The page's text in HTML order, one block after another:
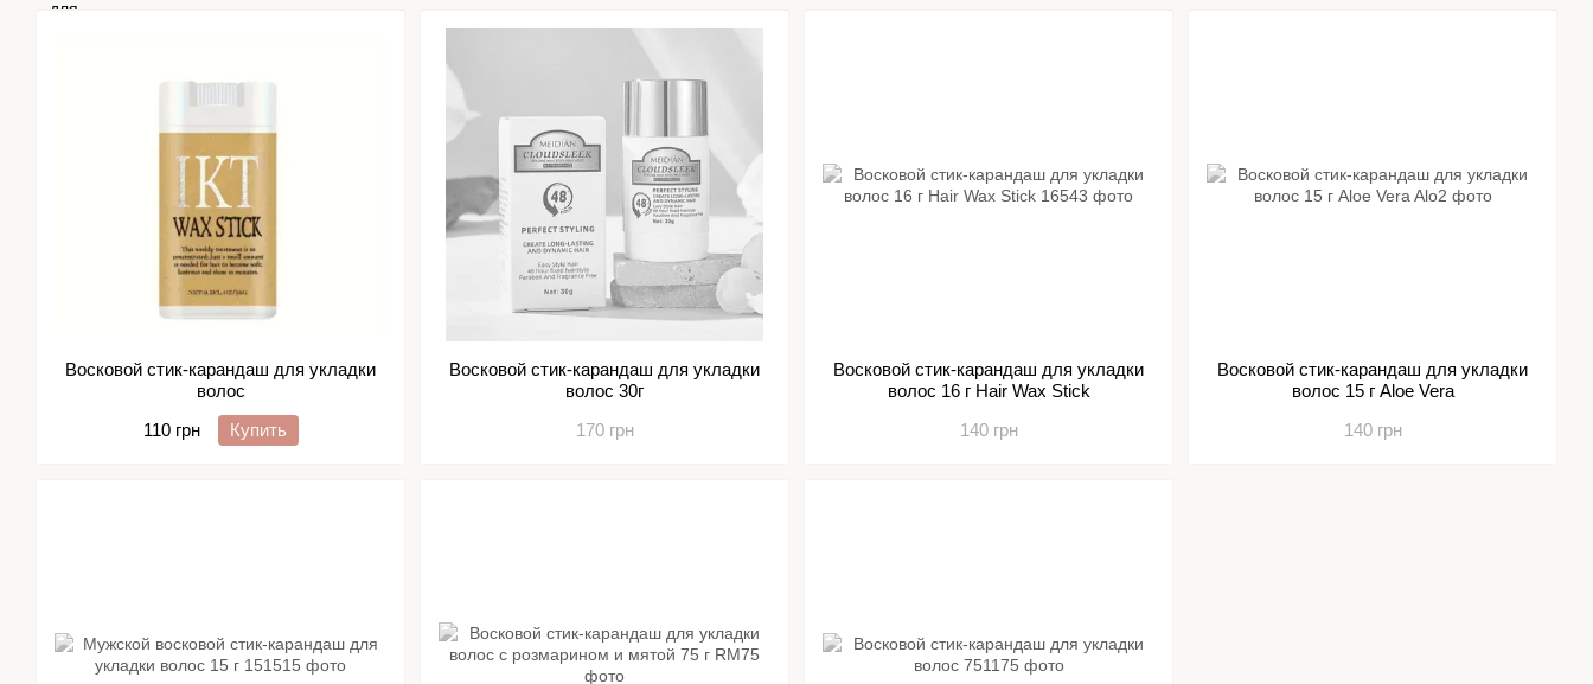
Восковой стик-карандаш для укладки
волос
110 грн
Купить
Восковой стик-карандаш для укладки
волос 30г
170 грн
Восковой стик-карандаш для укладки
волос 16 г Hair Wax Stick
140 грн
Восковой стик-карандаш для укладки
волос 15 г Aloe Vera
140 грн